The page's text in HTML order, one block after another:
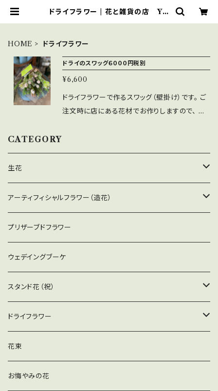
ドライフラワー | 花と雑貨の店 Y's
HOME ドライフラワー
ドライのスワッグ６０００円税別
¥6,600
ドライフラワーで作るスワッグ（壁掛け）です。 ご
注文時に店にある花材でお作りしますので、 全
CATEGORY
生花
大型アレンジ
お悔やみの花
お祝いの花
アーティフィシャルフラワー（造花）
アレンジメント（花器付）
花束
お仏壇用アレンジ（器付）
プリザーブドフラワー
ウェデイングブーケ
スタンド花（祝）
スタンド花（祝）
スタンド花（仏）
ドライフラワー
アレンジ（器付）
花束
花束
お悔やみの花